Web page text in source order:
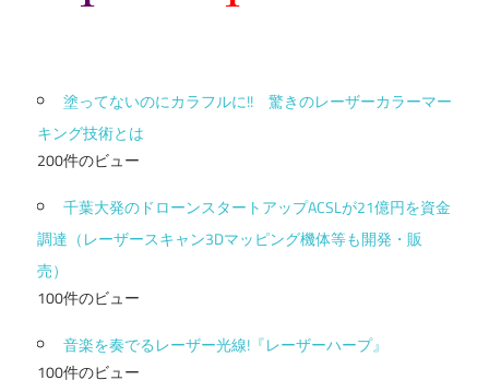
塗ってないのにカラフルに!! 驚きのレーザーカラーマー
キング技術とは
200件のビュー
千葉大発のドローンスタートアップACSLが21億円を資金
調達（レーザースキャン3Dマッピング機体等も開発・販
売）
100件のビュー
音楽を奏でるレーザー光線!『レーザーハープ』
100件のビュー